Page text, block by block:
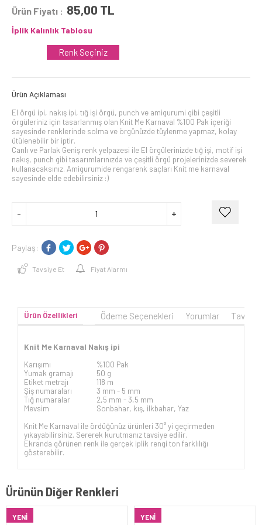
Ürün Fiyatı : 85,00 TL
İplik Kalınlık Tablosu
Renk Seçiniz
Ürün Açıklaması
El örgü ipi, nakış ipi, tığ işi örgü, punch ve amigurumi gibi çeşitli
örgüleriniz için tasarlanmış olan Knit Me Karnaval %100 Pak içeriği
sayesinde renklerinde solma ve örgünüzde tüylenme yapmaz, kolay
ütülenebilir bir iptir.
Canlı ve Parlak Geniş renk yelpazesi ile El örgülerinizde tığ işi, motif işi
nakış, punch gibi tasarımlarınızda ve çeşitli örgü projelerinizde severek
kullanacaksınız. Amigurumide rengarenk saçları Knit me karnaval
sayesinde elde edebilirsiniz :)
Paylaş:
Tavsiye Et Fiyat Alarmı
Ürün Özellikleri Ödeme Seçenekleri Yorumlar
Knit Me Karnaval Nakış ipi
Karışımı
%100 Pak
Yumak gramajı
50 g
Etiket metrajı
118 m
Şiş numaraları
3 mm - 5 mm
Tığ numaralar
2,5 mm - 3,5 mm
Mevsim
Sonbahar, kış, ilkbahar, Yaz
Knit Me Karnaval ile ördüğünüz ürünleri 30° yi geçirmeden
yıkayabilirsiniz. Sererek kurutmanız tavsiye edilir.
Ekranda görünen renk ile gerçek iplik rengi ton farklılığı
gösterebilir.
Ürünün Diğer Renkleri
YENI YENI